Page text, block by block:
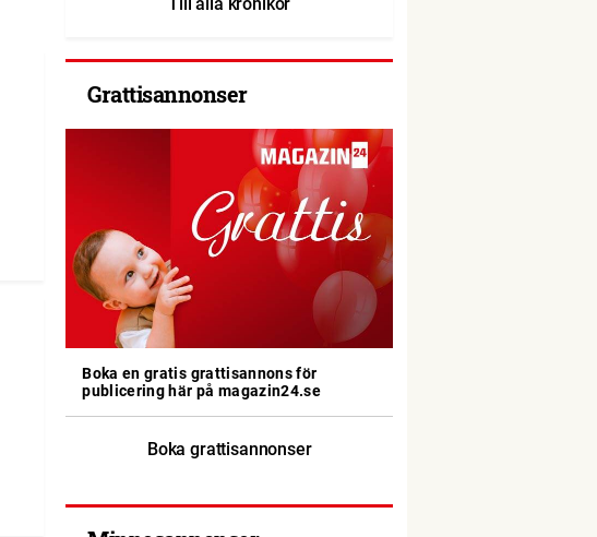
Grattisannonser
Boka en gratis grattisannons för
publicering här på magazin24.se
Boka grattisannonser